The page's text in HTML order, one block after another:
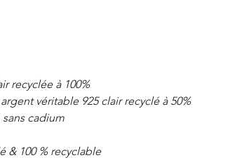
recyclée à 100%
véritable 925 clair recyclé à 50%
cadium
& 100 % recyclable